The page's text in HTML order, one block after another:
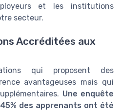
et les institutions
secteur.
Accréditées aux
qui proposent des
avantageuses mais qui
Une enquête
des apprenants ont été